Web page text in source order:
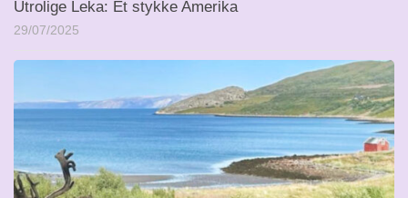
Utrolige Leka: Et stykke Amerika
29/07/2025